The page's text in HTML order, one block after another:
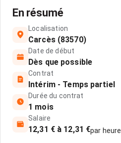
En résumé
Localisation
Carcès (83570)
Date de début
Dès que possible
Contrat
Intérim - Temps partiel
Durée du contrat
1 mois
Salaire
12,31 € à 12,31 €par heure